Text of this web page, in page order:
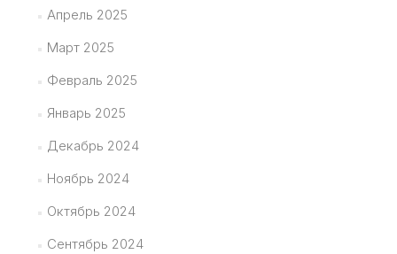
Апрель 2025
Март 2025
Февраль 2025
Январь 2025
Декабрь 2024
Ноябрь 2024
Октябрь 2024
Сентябрь 2024